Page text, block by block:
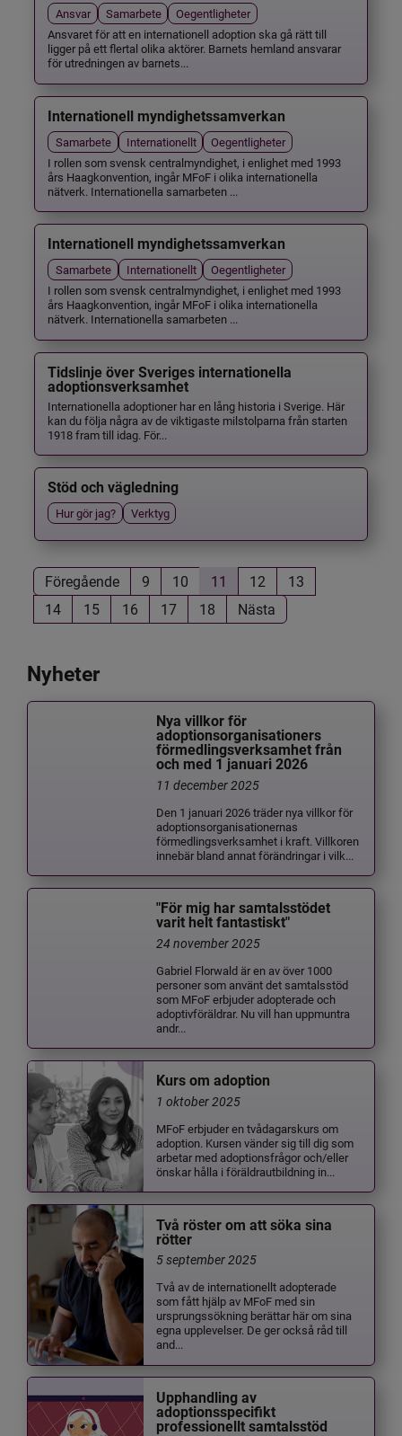
Ansvar Samarbete
Oegentligheter
Ansvaret för att en internationell adoption ska gå rätt till
ligger på ett flertal olika aktörer. Barnets hemland ansvarar
för utredningen av barnets...
Internationell myndighetssamverkan
Samarbete Internationellt
Oegentligheter
I rollen som svensk centralmyndighet, i enlighet med 1993
års Haagkonvention, ingår MFoF i olika internationella
nätverk. Internationella samarbeten ...
Internationell myndighetssamverkan
Samarbete Internationellt
Oegentligheter
I rollen som svensk centralmyndighet, i enlighet med 1993
års Haagkonvention, ingår MFoF i olika internationella
nätverk. Internationella samarbeten ...
Tidslinje över Sveriges internationella
adoptionsverksamhet
Internationella adoptioner har en lång historia i Sverige. Här
kan du följa några av de viktigaste milstolparna från starten
1918 fram till idag. För...
Stöd och vägledning
Hur gör jag? Verktyg
Föregående 9 10 11 12
13
14
15 16 17 18 Nästa
Nyheter
Nya villkor för
adoptionsorganisationers
förmedlingsverksamhet från
och med 1 januari 2026
11 december 2025
Den 1 januari 2026 träder nya villkor för
adoptionsorganisationernas
förmedlingsverksamhet i kraft. Villkoren
innebär bland annat förändringar i vilk...
"För mig har samtalsstödet
varit helt fantastiskt"
24 november 2025
Gabriel Florwald är en av över 1000
personer som använt det samtalsstöd
som MFoF erbjuder adopterade och
adoptivföräldrar. Nu vill han uppmuntra
andr...
Kurs om adoption
1 oktober 2025
MFoF erbjuder en tvådagarskurs om
adoption. Kursen vänder sig till dig som
arbetar med adoptionsfrågor och/eller
önskar hålla i föräldrautbildning in...
Två röster om att söka sina
rötter
5 september 2025
Två av de internationellt adopterade
som fått hjälp av MFoF med sin
ursprungssökning berättar här om sina
egna upplevelser. De ger också råd till
and...
Upphandling av
adoptionsspecifikt
professionellt samtalsstöd